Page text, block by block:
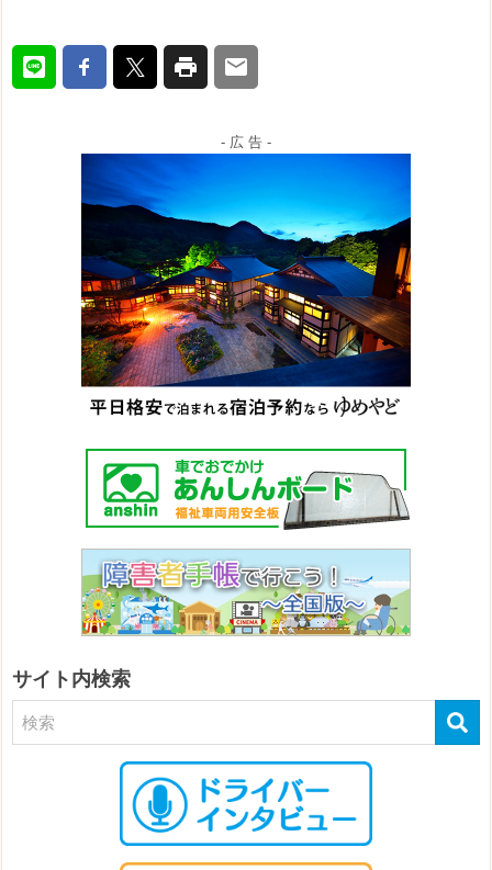
- 広 告 -
サイト内検索